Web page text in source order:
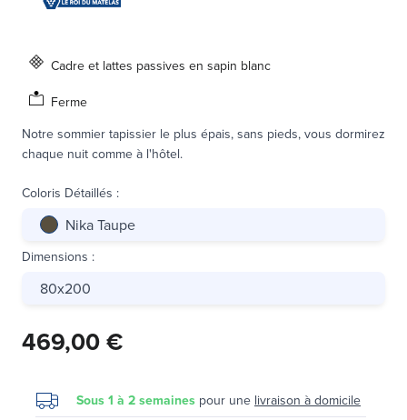
Cadre et lattes passives en sapin blanc
Ferme
Notre sommier tapissier le plus épais, sans pieds, vous dormirez
chaque nuit comme à l'hôtel.
Coloris Détaillés :
Nika Taupe
Dimensions :
80x200
469,00 €
Sous 1 à 2 semaines pour une livraison à domicile